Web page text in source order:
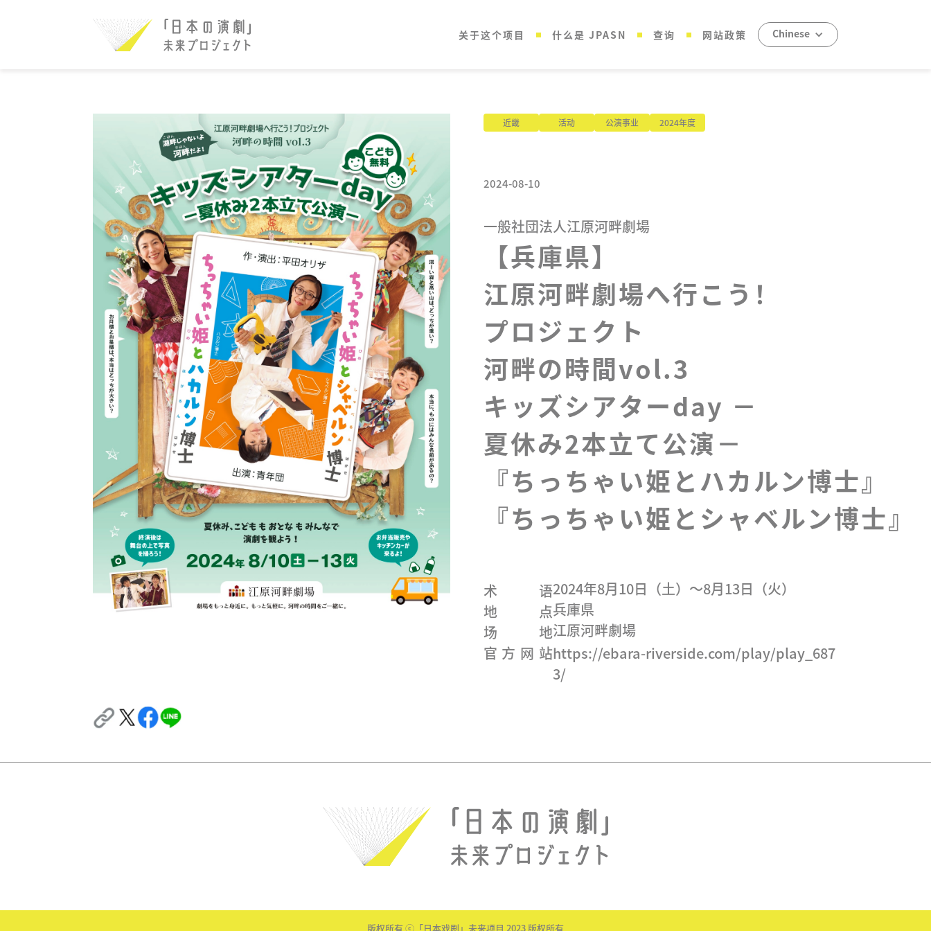
关于这个项目 什么是 JPASN 查询 网站政策 Chinese
近畿 活动 公演事业 2024年度
2024-08-10
一般社団法人江原河畔劇場
【兵庫県】
江原河畔劇場へ行こう！
プロジェクト
河畔の時間vol.3
キッズシアターday －
夏休み2本立て公演－
『ちっちゃい姫とハカルン博士』
『ちっちゃい姫とシャベルン博士』
术语2024年8月10日（土）〜8月13日（火）
地点兵庫県
场地江原河畔劇場
官方网站https://ebara-riverside.com/play/play_687
3/
版权所有 ⓒ「日本戏剧」未来项目 2023 版权所有